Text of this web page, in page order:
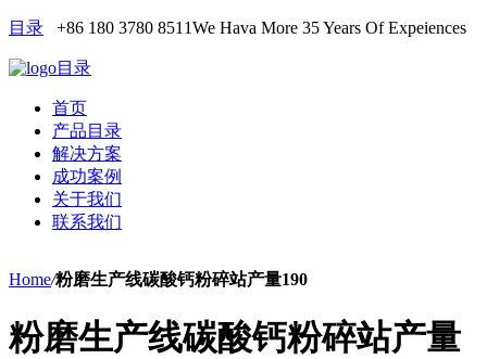
目录 +86 180 3780 8511We Hava More 35 Years Of Expeiences
目录
首页
产品目录
解决方案
成功案例
关于我们
联系我们
Home/粉磨生产线碳酸钙粉碎站产量190
粉磨生产线碳酸钙粉碎站产量